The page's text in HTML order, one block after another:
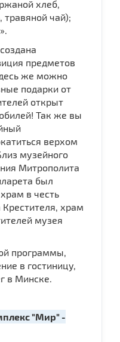
хлеб,
травяной чай);
предметов
же можно
подарки от
открыт
Так же вы
верхом
музейного
Митрополита
был
в честь
храм
музея
программы,
в гостиницу,
в Минске.
"Мир" -